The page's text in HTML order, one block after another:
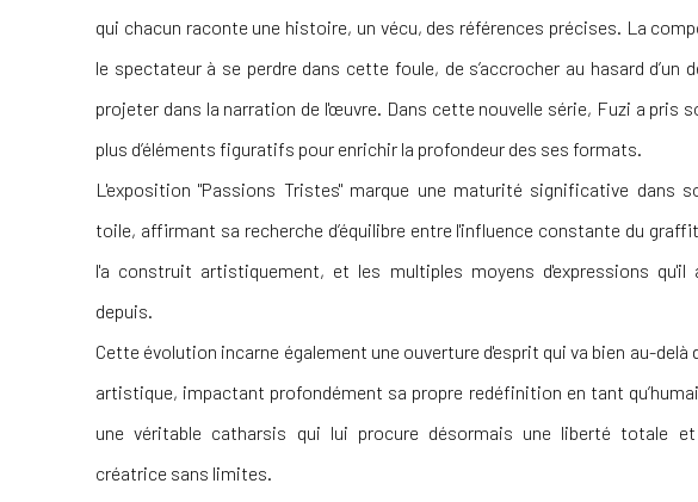
qui chacun raconte une histoire, un vécu, des références précises. La
le spectateur à se perdre dans cette foule, de s’accrocher au hasard d’un
projeter dans la narration de l'œuvre. Dans cette nouvelle série, Fuzi a pris
plus d’éléments figuratifs pour enrichir la profondeur des ses formats.
L'exposition "Passions Tristes" marque une maturité significative dans
toile, affirmant sa recherche d’équilibre entre l'influence constante du
l'a construit artistiquement, et les multiples moyens d'expressions qu'il
depuis.
Cette évolution incarne également une ouverture d'esprit qui va bien au-delà
artistique, impactant profondément sa propre redéfinition en tant
une véritable catharsis qui lui procure désormais une liberté totale et
créatrice sans limites.